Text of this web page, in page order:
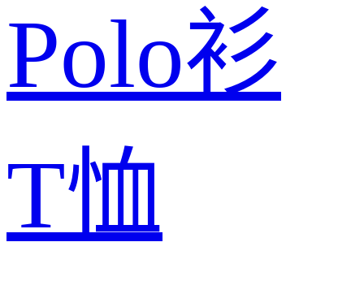
Polo衫
T恤